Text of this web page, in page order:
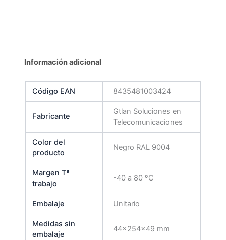
Información adicional
Código EAN 8435481003424
Fabricante
Gtlan Soluciones en
Telecomunicaciones
Color del
producto
Negro RAL 9004
Margen Tª
trabajo
-40 a 80 ºC
Embalaje Unitario
Medidas sin
embalaje
44x254x49 mm